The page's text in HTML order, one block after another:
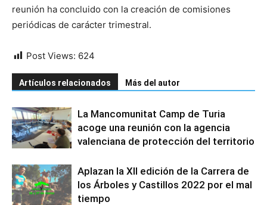
reunión ha concluido con la creación de comisiones
periódicas de carácter trimestral.
Post Views: 624
Artículos relacionados Más del autor
La Mancomunitat Camp de Turia
acoge una reunión con la agencia
valenciana de protección del territorio
Aplazan la XII edición de la Carrera de
los Árboles y Castillos 2022 por el mal
tiempo